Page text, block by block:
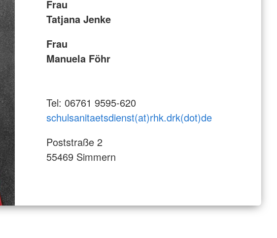
Frau
Tatjana Jenke
Frau
Manuela Föhr
Tel: 06761 9595-620
schulsanitaetsdienst(at)rhk.drk(dot)de
Poststraße 2
55469 Simmern